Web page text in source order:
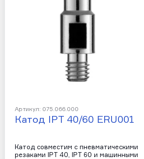
Артикул: 075.066.000
Катод IPT 40/60 ERU001
Катод совместим с пневматическими
резаками IPT 40, IPT 60 и машинными